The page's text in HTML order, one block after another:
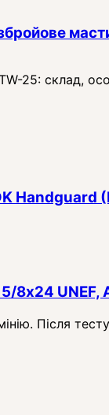
склад,
Handguard
8x24 UNEF,
Після